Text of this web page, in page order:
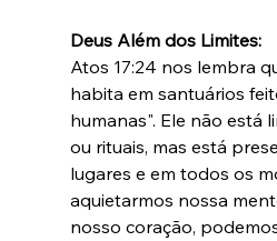
Deus Além dos Limites:
Atos 17:24 nos lembra
habita em santuários
humanas". Ele não está
ou rituais, mas está
lugares e em todos os
aquietarmos nossa
nosso coração,